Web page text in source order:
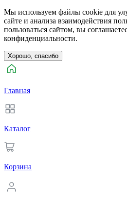
Мы используем файлы cookie для
сайте и анализа взаимодействия
пользоваться сайтом, вы
конфиденциальности.
Хорошо, спасибо
Главная
Каталог
Корзина